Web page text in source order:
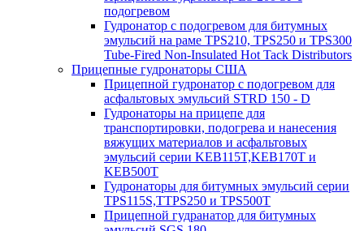
подогревом
Гудронатор с подогревом для битумных
эмульсий на раме TPS210, TPS250 и TPS300
Tube-Fired Non-Insulated Hot Tack Distributors
Прицепные гудронаторы США
Прицепной гудронатор с подогревом для
асфальтовых эмульсий STRD 150 - D
Гудронаторы на прицепе для
транспортировки, подогрева и нанесения
вяжущих материалов и асфальтовых
эмульсий серии KEB115T,KEB170T и
KEB500T
Гудронаторы для битумных эмульсий серии
TPS115S,TTPS250 и TPS500T
Прицепной гудранатор для битумных